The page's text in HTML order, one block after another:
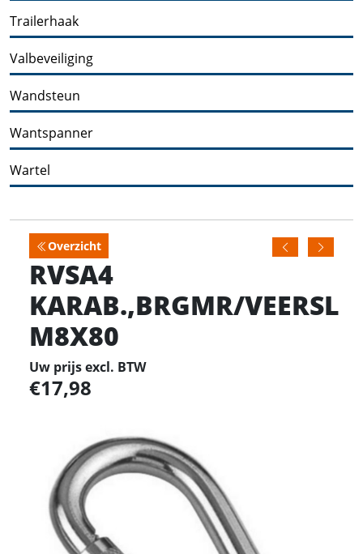
Trailerhaak
Valbeveiliging
Wandsteun
Wantspanner
Wartel
Overzicht
RVSA4
KARAB.,BRGMR/VEERSL
M8X80
Uw prijs excl. BTW
17,98